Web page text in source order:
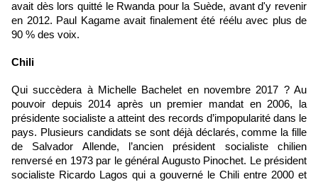
avait dès lors quitté le Rwanda pour la Suède, avant d'y revenir
en 2012. Paul Kagame avait finalement été réélu avec plus de
90 % des voix.
Chili
Qui succèdera à Michelle Bachelet en novembre 2017 ? Au
pouvoir depuis 2014 après un premier mandat en 2006, la
présidente socialiste a atteint des records d’impopularité dans le
pays. Plusieurs candidats se sont déjà déclarés, comme la fille
de Salvador Allende, l’ancien président socialiste chilien
renversé en 1973 par le général Augusto Pinochet. Le président
socialiste Ricardo Lagos qui a gouverné le Chili entre 2000 et